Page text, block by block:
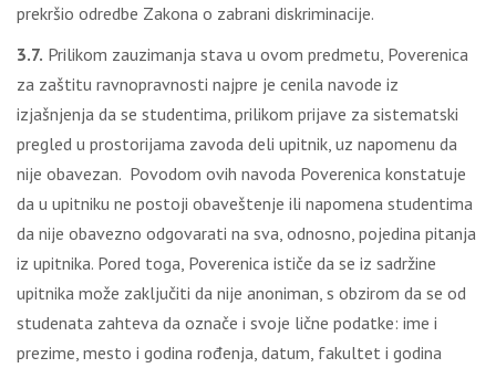
prekršio odredbe Zakona o zabrani diskriminacije.
3.7. Prilikom zauzimanja stava u ovom predmetu, Poverenica
za zaštitu ravnopravnosti najpre je cenila navode iz
izjašnjenja da se studentima, prilikom prijave za sistematski
pregled u prostorijama zavoda deli upitnik, uz napomenu da
nije obavezan. Povodom ovih navoda Poverenica konstatuje
da u upitniku ne postoji obaveštenje ili napomena studentima
da nije obavezno odgovarati na sva, odnosno, pojedina pitanja
iz upitnika. Pored toga, Poverenica ističe da se iz sadržine
upitnika može zaključiti da nije anoniman, s obzirom da se od
studenata zahteva da označe i svoje lične podatke: ime i
prezime, mesto i godina rođenja, datum, fakultet i godina